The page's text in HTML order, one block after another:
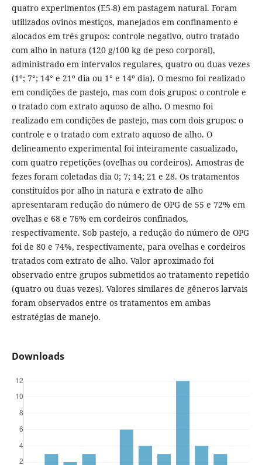
quatro experimentos (E5-8) em pastagem natural. Foram
utilizados ovinos mestiços, manejados em confinamento e
alocados em três grupos: controle negativo, outro tratado
com alho in natura (120 g/100 kg de peso corporal),
administrado em intervalos regulares, quatro ou duas vezes
(1º; 7°; 14° e 21º dia ou 1° e 14º dia). O mesmo foi realizado
em condições de pastejo, mas com dois grupos: o controle e
o tratado com extrato aquoso de alho. O mesmo foi
realizado em condições de pastejo, mas com dois grupos: o
controle e o tratado com extrato aquoso de alho. O
delineamento experimental foi inteiramente casualizado,
com quatro repetições (ovelhas ou cordeiros). Amostras de
fezes foram coletadas dia 0; 7; 14; 21 e 28. Os tratamentos
constituídos por alho in natura e extrato de alho
apresentaram redução do número de OPG de 55 e 72% em
ovelhas e 68 e 76% em cordeiros confinados,
respectivamente. Sob pastejo, a redução do número de OPG
foi de 80 e 74%, respectivamente, para ovelhas e cordeiros
tratados com extrato de alho. Valor aproximado foi
observado entre grupos submetidos ao tratamento repetido
(quatro ou duas vezes). Valores similares de gêneros larvais
foram observados entre os tratamentos em ambas
estratégias de manejo.
Downloads